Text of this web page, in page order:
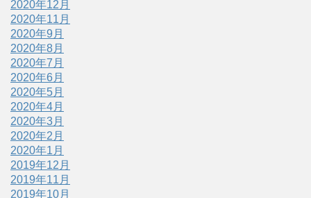
2020年12月
2020年11月
2020年9月
2020年8月
2020年7月
2020年6月
2020年5月
2020年4月
2020年3月
2020年2月
2020年1月
2019年12月
2019年11月
2019年10月